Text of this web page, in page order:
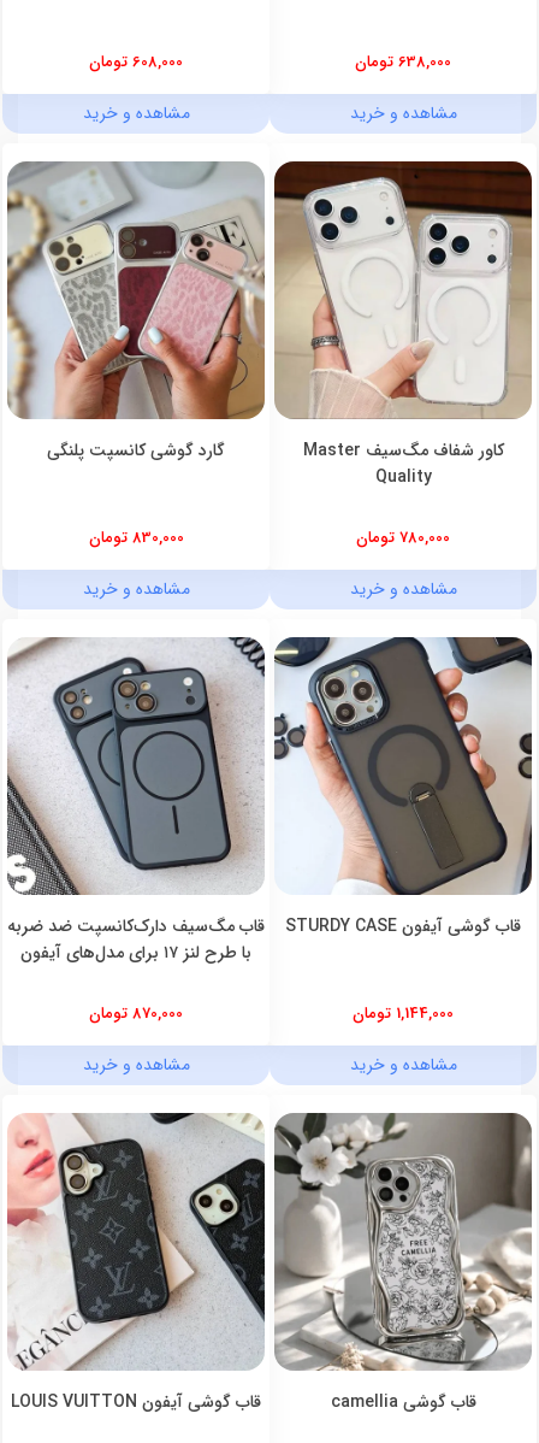
638,000 تومان
مشاهده و خرید
608,000 تومان
مشاهده و خرید
کاور شفاف مگ‌سیف Master
Quality
780,000 تومان
مشاهده و خرید
گارد گوشی کانسپت پلنگی
830,000 تومان
مشاهده و خرید
قاب گوشی آیفون STURDY CASE
1,144,000 تومان
مشاهده و خرید
قاب مگ‌سیف دارک‌کانسپت ضد ضربه
با طرح لنز ۱۷ برای مدل‌های آیفون
870,000 تومان
مشاهده و خرید
قاب گوشی camellia قاب گوشی آیفون LOUIS VUITTON